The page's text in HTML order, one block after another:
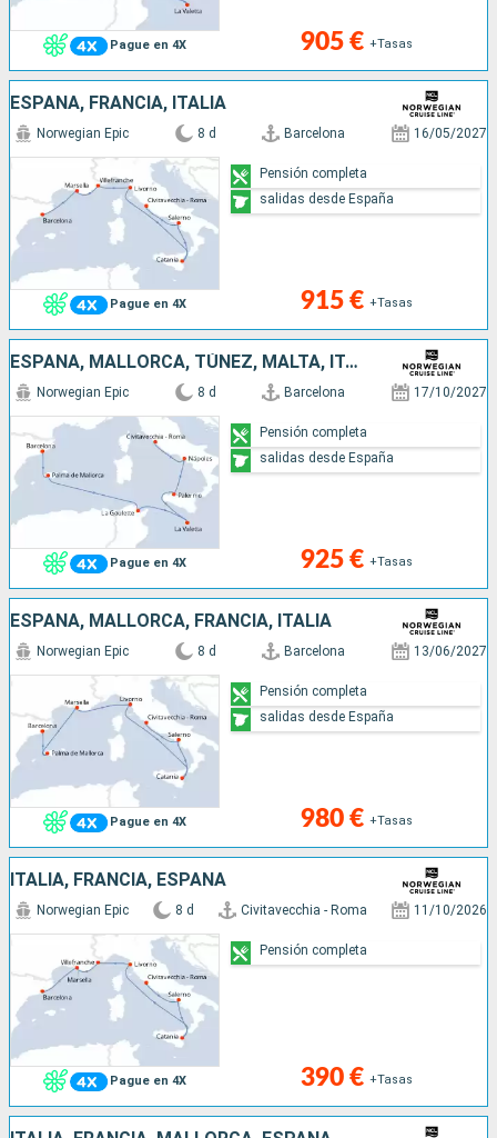
Pague en 4X 905 € +Tasas
ESPAÑA, FRANCIA, ITALIA
Pague en 4X
Norwegian Epic 8 d Barcelona 16/05/2027
915 € +Tasas
Pensión completa
salidas desde España
ESPAÑA, MALLORCA, TÚNEZ, MALTA, ITALIA
Pague en 4X
Norwegian Epic 8 d Barcelona 17/10/2027
925 € +Tasas
Pensión completa
salidas desde España
ESPAÑA, MALLORCA, FRANCIA, ITALIA
Pague en 4X
Norwegian Epic 8 d Barcelona 13/06/2027
980 € +Tasas
Pensión completa
salidas desde España
ITALIA, FRANCIA, ESPAÑA
Pague en 4X
Norwegian Epic 8 d Civitavecchia - Roma 11/10/2026
390 € +Tasas
Pensión completa